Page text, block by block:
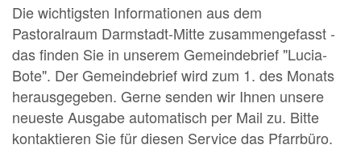
Die wichtigsten Informationen aus dem
Pastoralraum Darmstadt-Mitte zusammengefasst -
das finden Sie in unserem Gemeindebrief "Lucia-
Bote". Der Gemeindebrief wird zum 1. des Monats
herausgegeben. Gerne senden wir Ihnen unsere
neueste Ausgabe automatisch per Mail zu. Bitte
kontaktieren Sie für diesen Service das Pfarrbüro.